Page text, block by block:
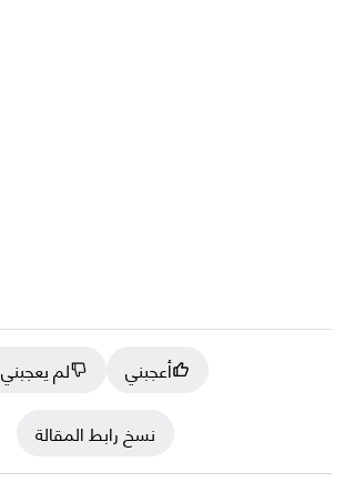
أعجبني
لم يعجبني
نسخ رابط المقالة